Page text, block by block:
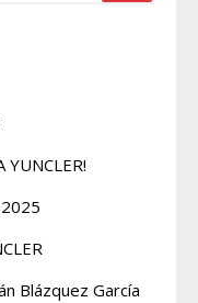
YUNCLER!
Blázquez García